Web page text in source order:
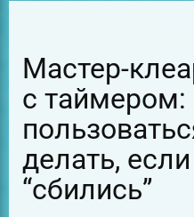
Мастер-
с таймером:
делать,
“сбились”